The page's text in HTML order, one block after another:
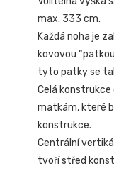
max. 333 cm.
Každá noha je
kovovou
tyto patky se
Celá
matkám, které
konstrukce.
Centrální
tvoří střed